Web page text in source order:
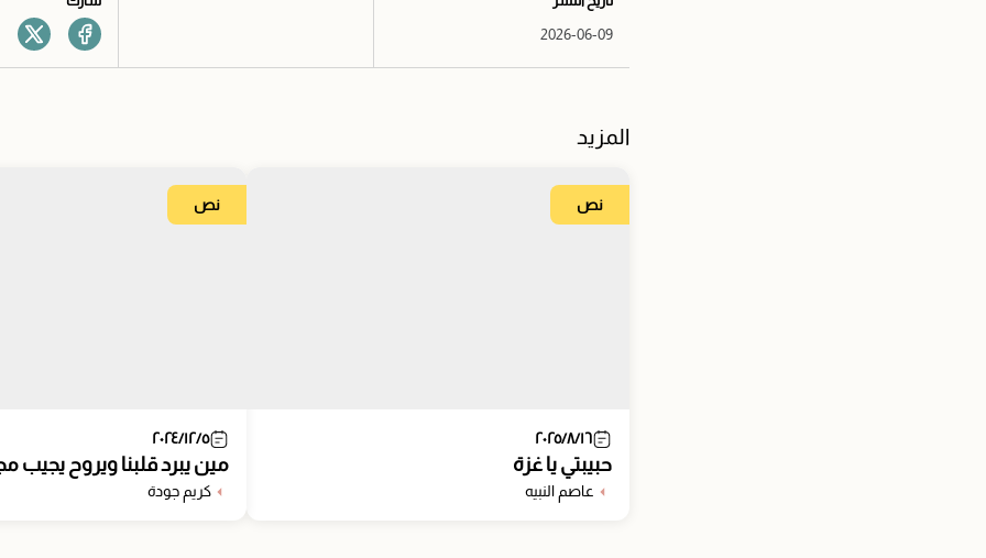
2026-06-09
المزيد
نص
٢٠٢٥/٨/١٦
حبيبتي يا غزة
عاصم النبيه
نص
٢٠٢٤/١٢/٥
مين يبرد قلبنا ويروح يجيب
كريم جودة